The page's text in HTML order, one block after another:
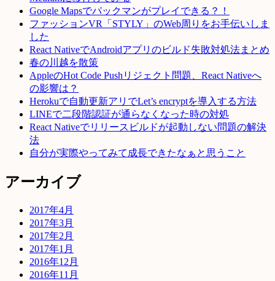
Google Mapsでパックマンがプレイできる？！
ファッションVR「STYLY」のWeb周りをお手伝いしま
した
React NativeでAndroidアプリのビルド失敗対処法まとめ
春の川越を散策
AppleのHot Code Pushリジェクト問題、React Nativeへ
の影響は？
Herokuで自動更新アリでLet’s encryptを導入する方法
LINEで二段階認証が通らなくなった時の対処
React Nativeでリリースビルドが起動しない問題の解決
法
自分が実際やってみて成長できたなぁと思うこと
アーカイブ
2017年4月
2017年3月
2017年2月
2017年1月
2016年12月
2016年11月